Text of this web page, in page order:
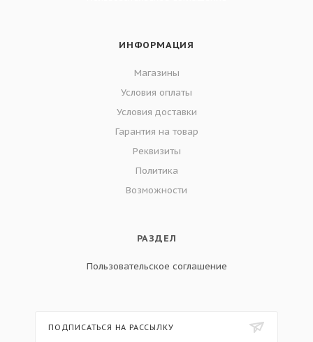
ИНФОРМАЦИЯ
Магазины
Условия оплаты
Условия доставки
Гарантия на товар
Реквизиты
Политика
Возможности
РАЗДЕЛ
Пользовательское соглашение
ПОДПИСАТЬСЯ НА РАССЫЛКУ